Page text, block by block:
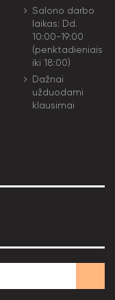
Salono darbo
laikas: Dd.
10:00-19:00
(penktadieniais
iki 18:00)
Dažnai
užduodami
klausimai